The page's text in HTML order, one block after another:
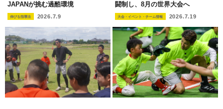
JAPANが挑む過酷環境
伸びる指導法 2026.7.9
闘制し、8月の世界大会へ
大会・イベント・チーム情報 2026.7.19